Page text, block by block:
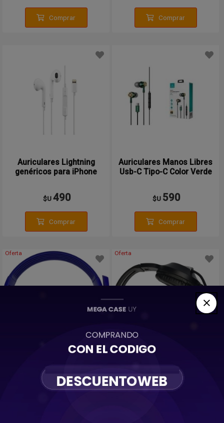
Comprar Comprar
Auriculares Lightning
genéricos para iPhone
$U 490
Comprar
Auriculares Manos Libres
Usb-C Tipo-C Color Verde
$U 590
Comprar
Oferta
Auricular Gaming Aux
Vincha Con Microfono
Oferta
Auricular Gaming Aux
Vincha Con Microfono
Ajustable